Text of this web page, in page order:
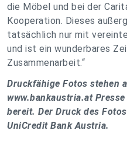
die Möbel und bei der
Kooperation. Dieses
tatsächlich nur mit
und ist ein wunderbares
Zusammenarbeit.“
Druckfähige Fotos stehen
www.bankaustria.at
bereit. Der Druck des
UniCredit Bank Austria.